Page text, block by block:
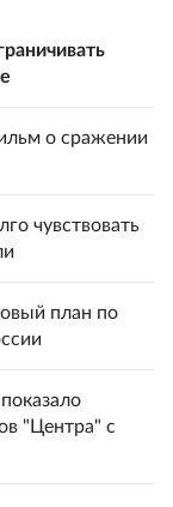
о сражении
чувствовать
план по
"Центра" с